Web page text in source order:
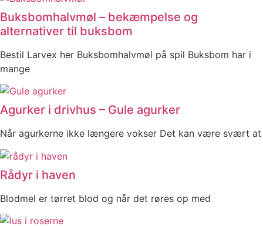
Buksbomhalvmøl – bekæmpelse og
alternativer til buksbom
Bestil Larvex her Buksbomhalvmøl på spil Buksbom har i
mange
Agurker i drivhus – Gule agurker
Når agurkerne ikke længere vokser Det kan være svært at
Rådyr i haven
Blodmel er tørret blod og når det røres op med